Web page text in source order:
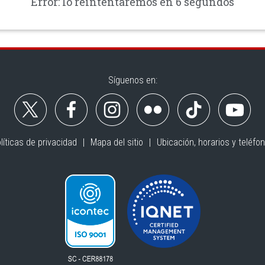
Síguenos en:
de privacidad Mapa del sitio Ubicación, horarios y